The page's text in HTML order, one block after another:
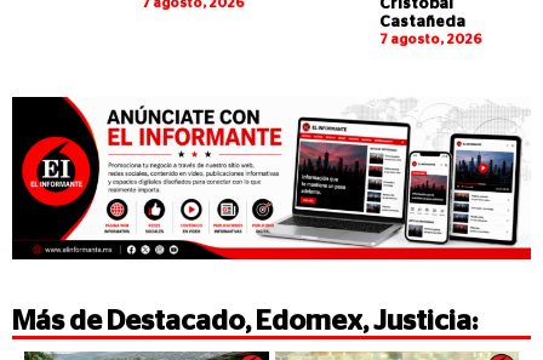
7 agosto, 2026
Cristóbal
Castañeda
7 agosto, 2026
Más de Destacado, Edomex,Justicia: